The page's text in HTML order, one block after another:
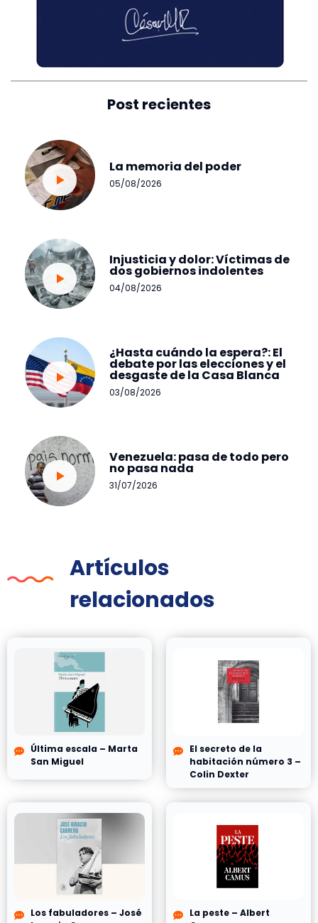
Post recientes
La memoria del poder
05/08/2026
Injusticia y dolor: Víctimas de
dos gobiernos indolentes
04/08/2026
¿Hasta cuándo la espera?: El
debate por las elecciones y el
desgaste de la Casa Blanca
03/08/2026
Venezuela: pasa de todo pero
no pasa nada
31/07/2026
Artículos
relacionados
Última escala – Marta
San Miguel
El secreto de la
habitación número 3 –
Colin Dexter
Los fabuladores – José
La peste – Albert